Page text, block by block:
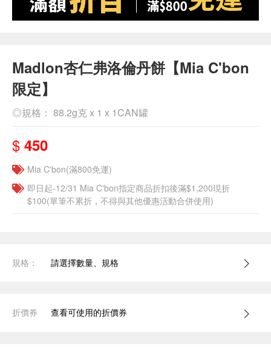
Madlon杏仁弗洛倫丹餅【Mia C'bon
限定】
◎規格： 88.2g克 x 1 x 1CAN罐
$ 450
Mia C'bon(滿800免運)
即日起-12/31 Mia C'bon指定商品折扣後滿$1,200現折
$100(單筆不累折，不得與其他優惠活動合併使用)
規格： 請選擇數量、規格
折價券 查看可使用的折價券